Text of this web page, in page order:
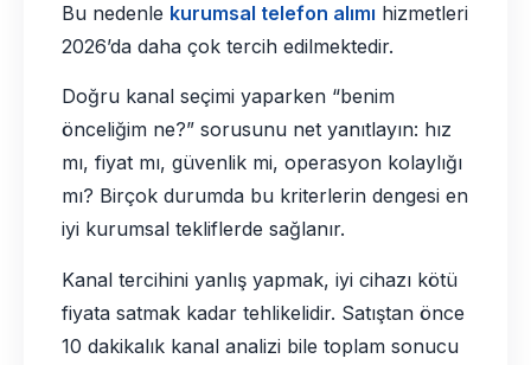
Bu nedenle kurumsal telefon alımı hizmetleri
2026’da daha çok tercih edilmektedir.
Doğru kanal seçimi yaparken “benim
önceliğim ne?” sorusunu net yanıtlayın: hız
mı, fiyat mı, güvenlik mi, operasyon kolaylığı
mı? Birçok durumda bu kriterlerin dengesi en
iyi kurumsal tekliflerde sağlanır.
Kanal tercihini yanlış yapmak, iyi cihazı kötü
fiyata satmak kadar tehlikelidir. Satıştan önce
10 dakikalık kanal analizi bile toplam sonucu